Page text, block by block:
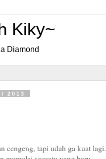
Kiky~
Diamond
2013
cengeng, tapi udah ga kuat lagi.